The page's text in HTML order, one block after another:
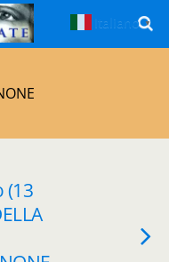
(13
Italiano ▼